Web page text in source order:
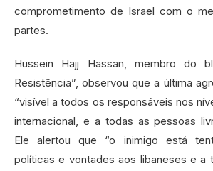
comprometimento de Israel com o
partes.
Hussein Hajj Hassan, membro do
Resistência”, observou que a última
“visível a todos os responsáveis nos
internacional, e a todas as pessoas
Ele alertou que “o inimigo está
políticas e vontades aos libaneses e a